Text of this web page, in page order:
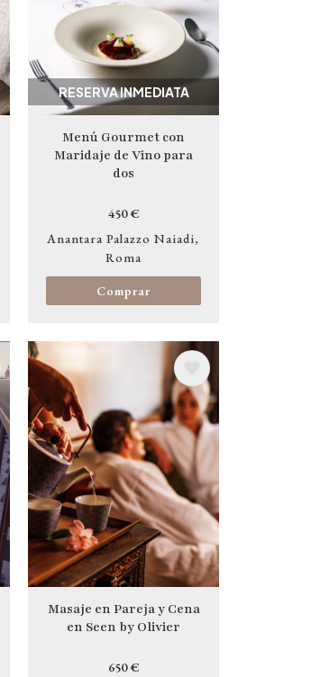
RESERVA INMEDIATA
Menú Gourmet con
Maridaje de Vino para
dos
450 €
Anantara Palazzo Naiadi
Roma
Comprar
Image
Masaje en Pareja y Cena
en Seen by Olivier
650 €